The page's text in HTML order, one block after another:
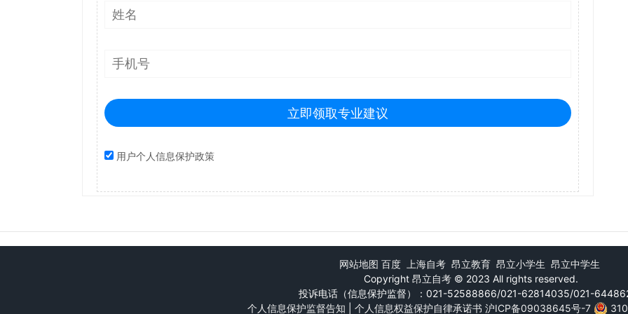
立即领取专业建议
用户个人信息保护政策
网站地图 百度 上海自考 昂立教育 昂立小学生 昂立中学生
Copyright 昂立自考 © 2023 All rights reserved.
投诉电话（信息保护监督）：021-52588866/021-62814035/021-
个人信息保护监督告知
个人信息权益保护自律承诺书 沪ICP备09038645号-7